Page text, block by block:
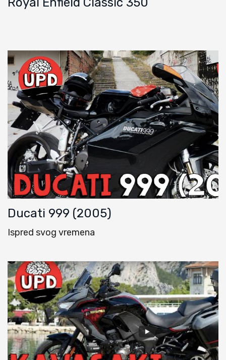
Ducati 999 (2005)
Ispred svog vremena